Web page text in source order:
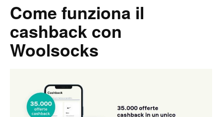
Come funziona il
cashback con
Woolsocks